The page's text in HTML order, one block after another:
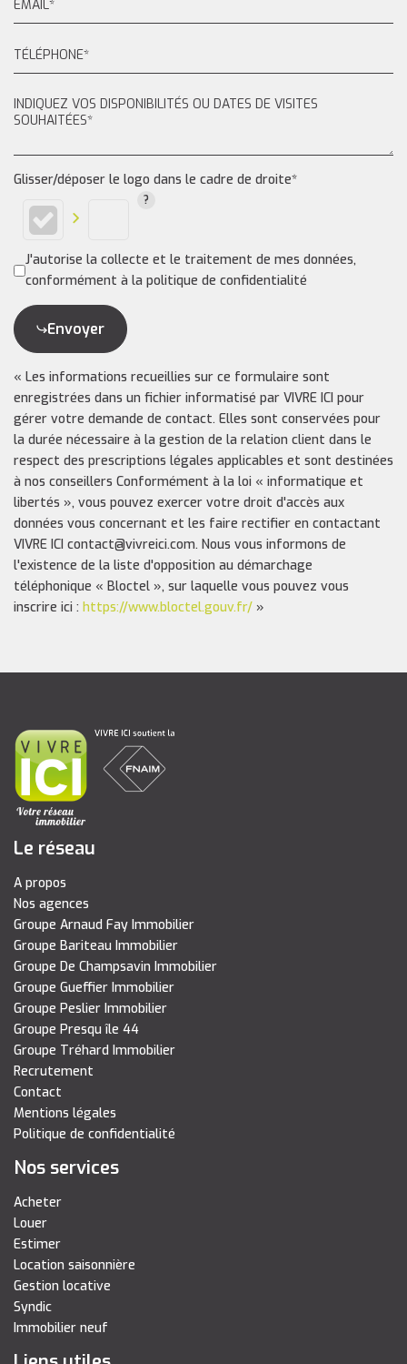
Glisser/déposer le logo dans le cadre de droite*
J'autorise la collecte et le traitement de mes données,
conformément à la politique de confidentialité
Envoyer
« Les informations recueillies sur ce formulaire sont
enregistrées dans un fichier informatisé par VIVRE ICI pour
gérer votre demande de contact. Elles sont conservées pour
la durée nécessaire à la gestion de la relation client dans le
respect des prescriptions légales applicables et sont destinées
à nos conseillers Conformément à la loi « informatique et
libertés », vous pouvez exercer votre droit d'accès aux
données vous concernant et les faire rectifier en contactant
VIVRE ICI contact@vivreici.com. Nous vous informons de
l'existence de la liste d'opposition au démarchage
téléphonique « Bloctel », sur laquelle vous pouvez vous
inscrire ici : https://www.bloctel.gouv.fr/ »
Le réseau
A propos
Nos agences
Groupe Arnaud Fay Immobilier
Groupe Bariteau Immobilier
Groupe De Champsavin Immobilier
Groupe Gueffier Immobilier
Groupe Peslier Immobilier
Groupe Presqu île 44
Groupe Tréhard Immobilier
Recrutement
Contact
Mentions légales
Politique de confidentialité
Nos services
Acheter
Louer
Estimer
Location saisonnière
Gestion locative
Syndic
Immobilier neuf